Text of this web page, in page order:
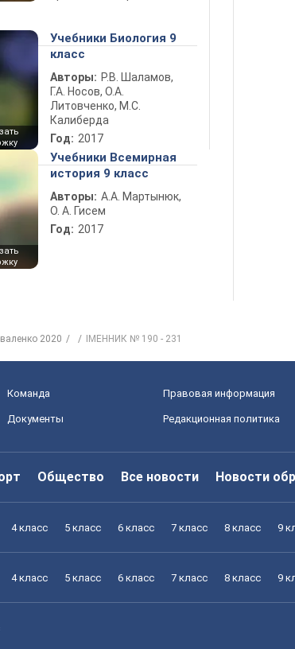
Учебники Биология 9
класс
Авторы: Р.В. Шаламов,
Г.А. Носов, О.А.
Литовченко, М.С.
Калиберда
Год: 2017
Учебники Всемирная
история 9 класс
Авторы: А.А. Мартынюк,
О. А. Гисем
Год: 2017
2020 ІМЕННИК № 190 - 231
Команда Правовая информация
Документы Редакционная политика
Общество Все новости Новости
4 класс 5 класс 6 класс 7 класс 8 класс 9
4 класс 5 класс 6 класс 7 класс 8 класс 9